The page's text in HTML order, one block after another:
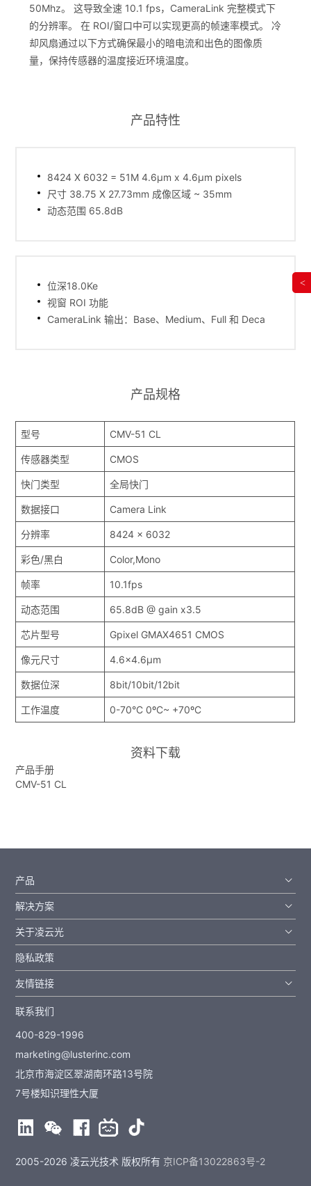
50Mhz。 这导致全速 10.1 fps，CameraLink 完整模式下
的分辨率。 在 ROI/窗口中可以实现更高的帧速率模式。 冷
却风扇通过以下方式确保最小的暗电流和出色的图像质
量，保持传感器的温度接近环境温度。
产品特性
8424 X 6032 = 51M 4.6μm x 4.6μm pixels
尺寸 38.75 X 27.73mm 成像区域 ~ 35mm
动态范围 65.8dB
位深18.0Ke
视窗 ROI 功能
CameraLink 输出：Base、Medium、Full 和 Deca
产品规格
型号 CMV-51 CL
传感器类型 CMOS
快门类型 全局快门
数据接口 Camera Link
分辨率 8424 x 6032
彩色/黑白 Color,Mono
帧率 10.1fps
动态范围 65.8dB @ gain x3.5
芯片型号 Gpixel GMAX4651 CMOS
像元尺寸 4.6x4.6µm
数据位深 8bit/10bit/12bit
工作温度 0-70°C 0ºC~ +70ºC
资料下载
产品手册
CMV-51 CL
产品
解决方案
关于凌云光
隐私政策
友情链接
联系我们
400-829-1996
marketing@lusterinc.com
北京市海淀区翠湖南环路13号院
7号楼知识理性大厦
2005-2026 凌云光技术 版权所有 京ICP备13022863号-2
<